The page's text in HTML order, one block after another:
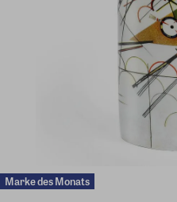
Marke des Monats